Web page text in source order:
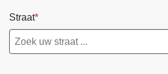
Straat